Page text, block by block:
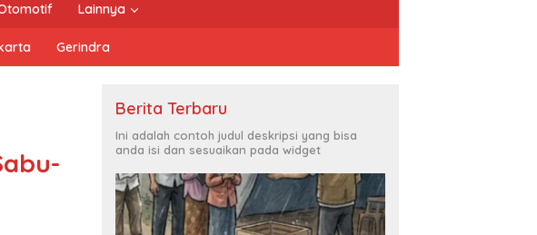
Lainnya
Gerindra
Berita Terbaru
Ini adalah contoh judul deskripsi yang bisa
anda isi dan sesuaikan pada widget